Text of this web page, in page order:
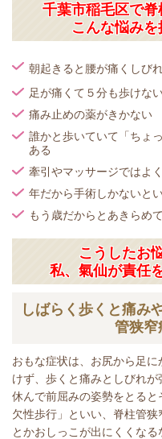
千葉市稲毛区で
こんな悩み
朝起きると腰が痛くしび
足が痛くて５分も歩けな
痛み止めの薬がきかない
誰かと歩いていて「ちょ
ある
牽引やマッサージではよ
年だから手術しかないと
もう歳だからとあきらめ
こうしたお
私、氣仙が責任
しばらく歩くと痛み
管狭窄
おもな症状は、お尻から足
けず、歩くと痛みとしびれ
休んで前屈みの姿勢をとる
欠性歩行」といい、脊柱管
とかおしっこが出にくくなる